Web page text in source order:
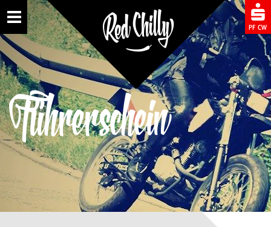
Toggle
Führerschein